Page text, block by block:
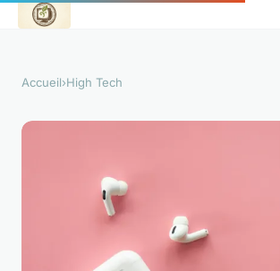
Accueil›High Tech